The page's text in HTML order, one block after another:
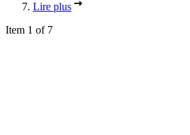
Lire plus
Item 1 of 7